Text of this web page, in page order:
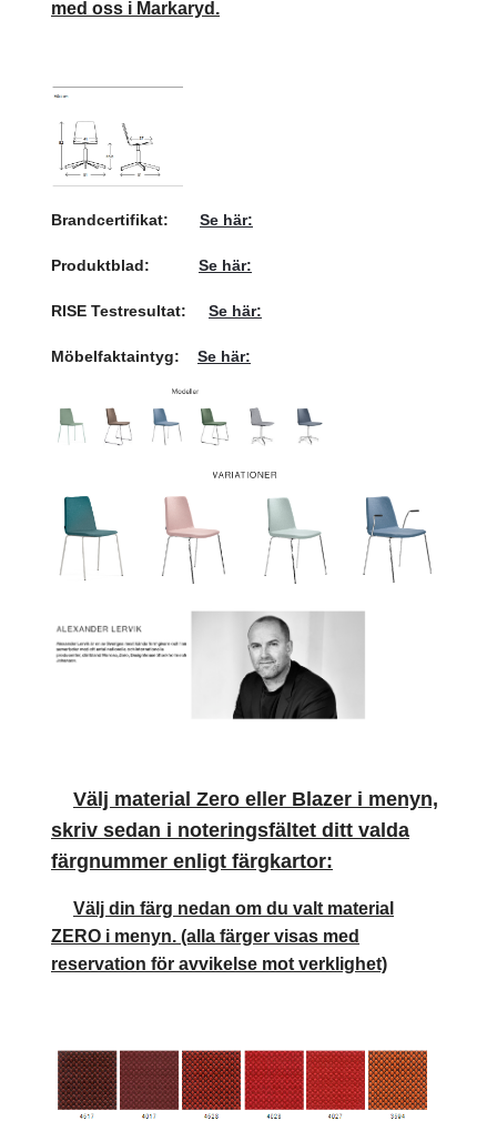
med oss i Markaryd.
Brandcertifikat: Se här:
Produktblad: Se här:
RISE Testresultat: Se här:
Möbelfaktaintyg: Se här:
Välj material Zero eller Blazer i menyn,
skriv sedan i noteringsfältet ditt valda
färgnummer enligt färgkartor:
Välj din färg nedan om du valt material
ZERO i menyn. (alla färger visas med
reservation för avvikelse mot verklighet)